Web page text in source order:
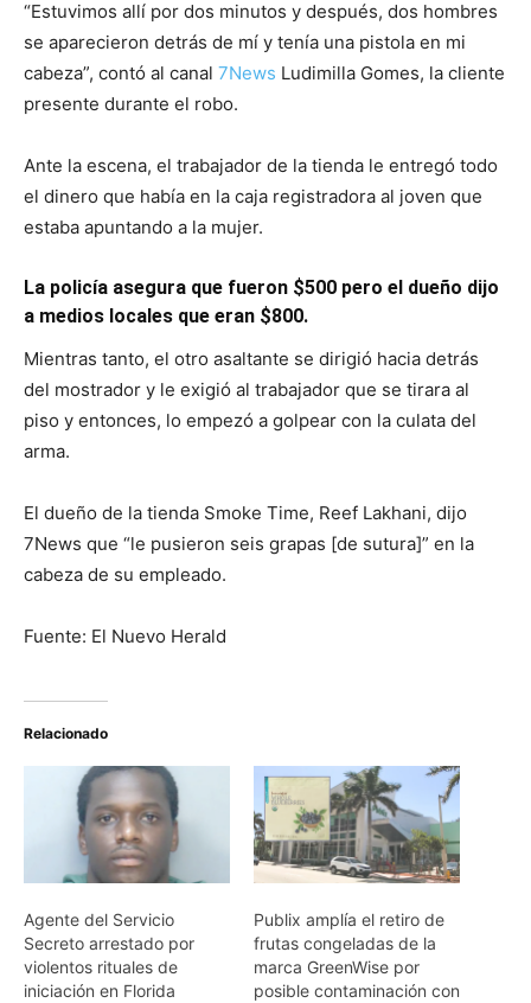
“Estuvimos allí por dos minutos y después, dos hombres
se aparecieron detrás de mí y tenía una pistola en mi
cabeza”, contó al canal 7News Ludimilla Gomes, la cliente
presente durante el robo.
Ante la escena, el trabajador de la tienda le entregó todo
el dinero que había en la caja registradora al joven que
estaba apuntando a la mujer.
La policía asegura que fueron $500 pero el dueño dijo
a medios locales que eran $800.
Mientras tanto, el otro asaltante se dirigió hacia detrás
del mostrador y le exigió al trabajador que se tirara al
piso y entonces, lo empezó a golpear con la culata del
arma.
El dueño de la tienda Smoke Time, Reef Lakhani, dijo
7News que “le pusieron seis grapas [de sutura]” en la
cabeza de su empleado.
Fuente: El Nuevo Herald
Relacionado
Agente del Servicio
Secreto arrestado por
violentos rituales de
iniciación en Florida
Publix amplía el retiro de
frutas congeladas de la
marca GreenWise por
posible contaminación con